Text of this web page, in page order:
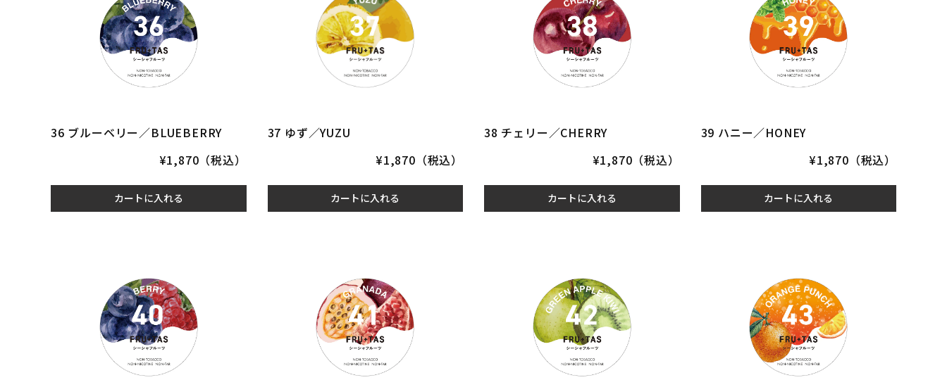
36 ブルーベリー／BLUEBERRY
¥1,870（税込）
カートに入れる
37 ゆず／YUZU
¥1,870（税込）
カートに入れる
38 チェリー／CHERRY
¥1,870（税込）
カートに入れる
39 ハニー／HONEY
¥1,870（税込）
カートに入れる